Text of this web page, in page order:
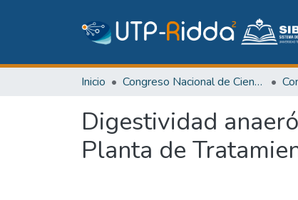
Inicio Congreso Nacional de Ciencia y Tecnología – APANAC
Digestividad
Planta de